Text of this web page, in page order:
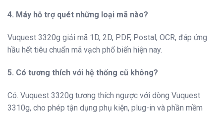
4. Máy hỗ trợ quét những loại mã nào?
Vuquest 3320g giải mã 1D, 2D, PDF, Postal, OCR, đáp ứng
hầu hết tiêu chuẩn mã vạch phổ biến hiện nay.
5. Có tương thích với hệ thống cũ không?
Có. Vuquest 3320g tương thích ngược với dòng Vuquest
3310g, cho phép tận dụng phụ kiện, plug-in và phần mềm